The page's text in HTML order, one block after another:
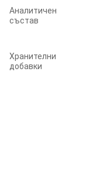
Аналитичен
състав
Хранителни
добавки